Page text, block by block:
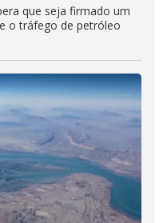
que seja firmado um
o tráfego de petróleo